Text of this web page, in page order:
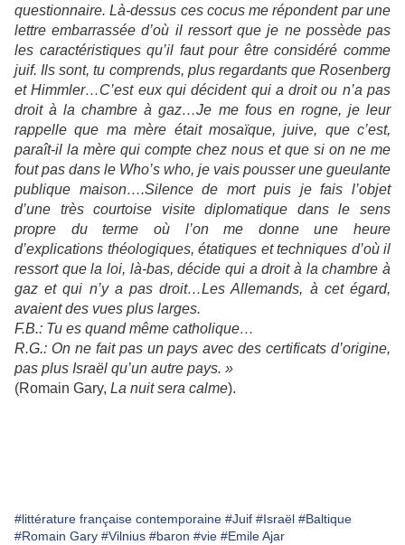
questionnaire. Là-dessus ces cocus me répondent par une
lettre embarrassée d’où il ressort que je ne possède pas
les caractéristiques qu’il faut pour être considéré comme
juif. Ils sont, tu comprends, plus regardants que Rosenberg
et Himmler…C’est eux qui décident qui a droit ou n’a pas
droit à la chambre à gaz…Je me fous en rogne, je leur
rappelle que ma mère était mosaïque, juive, que c’est,
paraît-il la mère qui compte chez nous et que si on ne me
fout pas dans le Who’s who, je vais pousser une gueulante
publique maison….Silence de mort puis je fais l’objet
d’une très courtoise visite diplomatique dans le sens
propre du terme où l’on me donne une heure
d’explications théologiques, étatiques et techniques d’où il
ressort que la loi, là-bas, décide qui a droit à la chambre à
gaz et qui n’y a pas droit…Les Allemands, à cet égard,
avaient des vues plus larges.
F.B.: Tu es quand même catholique…
R.G.: On ne fait pas un pays avec des certificats d’origine,
pas plus Israël qu’un autre pays. »
(Romain Gary, La nuit sera calme).
#littérature française contemporaine #Juif #Israël #Baltique
#Romain Gary #Vilnius #baron #vie #Emile Ajar